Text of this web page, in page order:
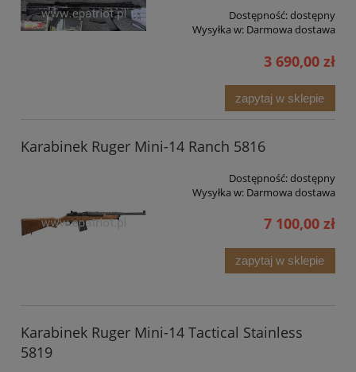
Dostępność:dostępny
Wysyłka w: Darmowa dostawa
3 690,00 zł
zapytaj w sklepie
Karabinek Ruger Mini-14 Ranch 5816
Dostępność:dostępny
Wysyłka w: Darmowa dostawa
7 100,00 zł
zapytaj w sklepie
Karabinek Ruger Mini-14 Tactical Stainless
5819